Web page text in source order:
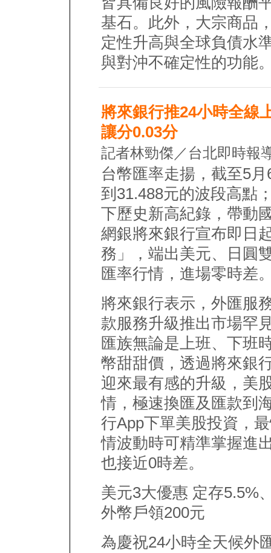
基石。此外，大宗商品
定性升高與全球負債水
與對沖不確定性的功能
將來銀行推24小時全線
讓分0.03分
記者林勁傑／台北即時報
台幣匯率走揚，截至5
到31.488元的波段高點
下歷史新高紀錄，帶動
網銀將來銀行宣布即日
務」，端出美元、日圓
匯率行情，進場零時差
將來銀行表示，外匯服
款服務升級推出市場罕
匯族無論是上班、下班
幣甜甜價，透過將來銀
迎來最有感的升級，美
情，極速換匯及匯款到
行App下單美股投資，
情波動時可精準掌握進
也接近0時差。
美元3大優惠 定存5.5%
外幣戶領200元
為慶祝24小時全天候外